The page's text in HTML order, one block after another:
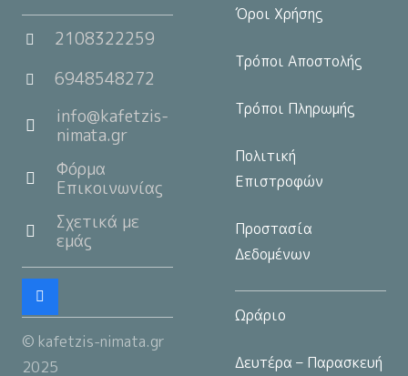
2108322259
6948548272
info@kafetzis-
nimata.gr
Φόρμα
Επικοινωνίας
Σχετικά με
εμάς
© kafetzis-nimata.gr
2025
Όροι Χρήσης
Τρόποι Αποστολής
Τρόποι Πληρωμής
Πολιτική
Επιστροφών
Προστασία
Δεδομένων
Ωράριο
Δευτέρα – Παρασκευή